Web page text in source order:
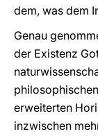
dem, was dem
Genau
der Existenz
erweiterten
inzwischen